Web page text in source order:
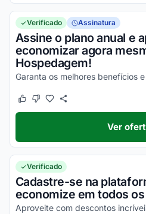
Verificado Assinatura
Assine o plano anual e
economizar agora
Hospedagem!
Este cupom funcionou
Este cupom não funcionou
Ver
Verificado
Cadastre-se na
economize em todos